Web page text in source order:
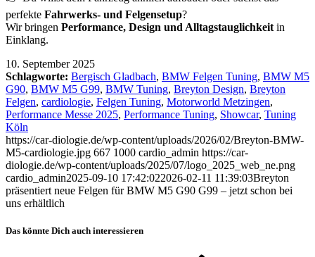
perfekte Fahrwerks- und Felgensetup?
Wir bringen Performance, Design und Alltagstauglichkeit in
Einklang.
10. September 2025
Schlagworte: Bergisch Gladbach, BMW Felgen Tuning, BMW M5
G90, BMW M5 G99, BMW Tuning, Breyton Design, Breyton
Felgen, cardiologie, Felgen Tuning, Motorworld Metzingen,
Performance Messe 2025, Performance Tuning, Showcar, Tuning
Köln
https://car-diologie.de/wp-content/uploads/2026/02/Breyton-BMW-
M5-cardiologie.jpg 667 1000 cardio_admin https://car-
diologie.de/wp-content/uploads/2025/07/logo_2025_web_ne.png
cardio_admin2025-09-10 17:42:022026-02-11 11:39:03Breyton
präsentiert neue Felgen für BMW M5 G90 G99 – jetzt schon bei
uns erhältlich
Das könnte Dich auch interessieren